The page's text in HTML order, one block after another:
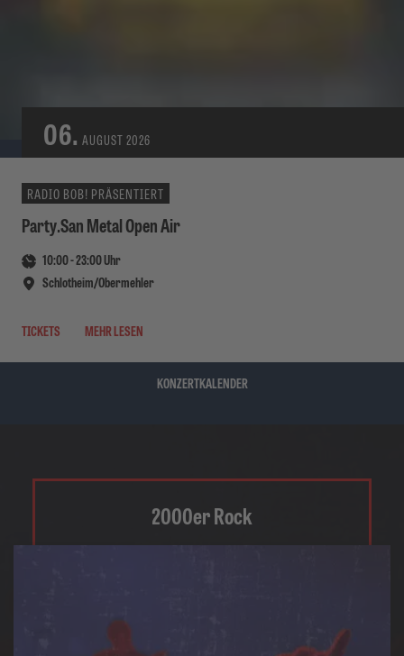
06. AUGUST 2026
RADIO BOB! PRÄSENTIERT
Party.San Metal Open Air
10:00-23:00Uhr
Schlotheim/Obermehler
TICKETS MEHR LESEN
KONZERTKALENDER
2000er Rock